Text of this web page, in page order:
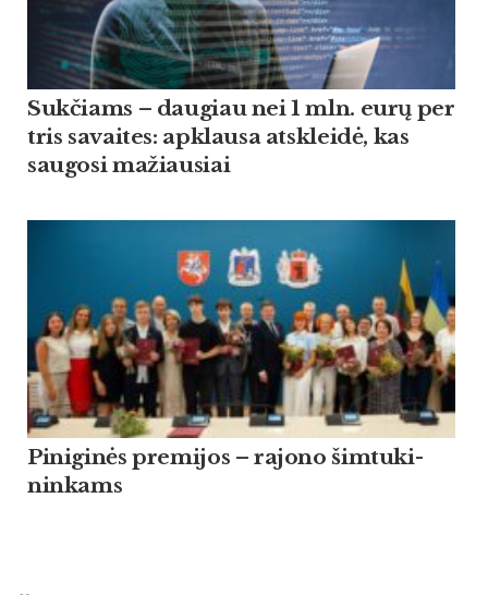
Suk­čiams – dau­giau nei 1 mln. eurų per
tris sa­vai­tes: ap­klau­sa at­skleidė, kas
sau­go­si ma­žiau­siai
Pi­ni­ginės pre­mi­jos – ra­jo­no šim­tu­ki­
nin­kams